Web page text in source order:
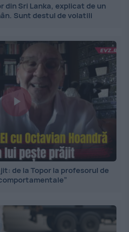
din Sri Lanka, explicat de un
Sunt destul de volatili
de la Topor la profesorul de